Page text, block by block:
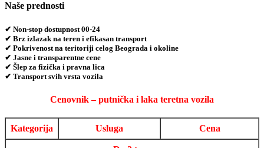
Naše prednosti
✔ Non-stop dostupnost 00-24
✔ Brz izlazak na teren i efikasan transport
✔ Pokrivenost na teritoriji celog Beograda i okoline
✔ Jasne i transparentne cene
✔ Šlep za fizička i pravna lica
✔ Transport svih vrsta vozila
Cenovnik – putnička i laka teretna vozila
Kategorija Usluga Cena